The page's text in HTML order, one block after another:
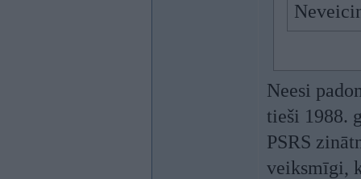
Neesi
tieši 1988.
PSRS
veiksmīgi,